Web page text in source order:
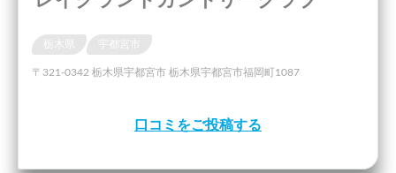
宇都宮市
〒321-0342 栃木県宇都宮市 栃木県宇都宮市福岡町1087
口コミをご投稿する